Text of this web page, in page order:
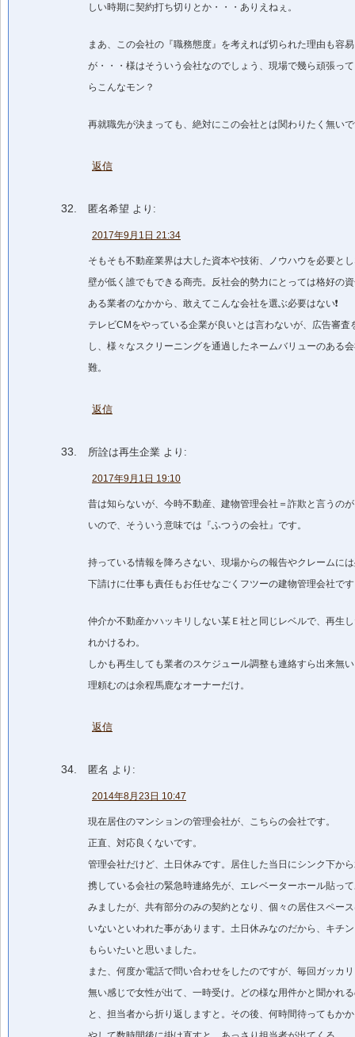
しい時期に契約打ち切りとか・・・ありえねぇ。
まあ、この会社の『職務態度』を考えれば切られた理由も容
が・・・様はそういう会社なのでしょう、現場で幾ら頑張っ
らこんなモン？
再就職先が決まっても、絶対にこの会社とは関わりたく無い
返信
匿名希望 より:
2017年9月1日 21:34
そもそも不動産業界は大した資本や技術、ノウハウを必要と
壁が低く誰でもできる商売。反社会的勢力にとっては格好の
ある業者のなかから、敢えてこんな会社を選ぶ必要はない❗
テレビCMをやっている企業が良いとは言わないが、広告審査
し、様々なスクリーニングを通過したネームバリューのある
難。
返信
所詮は再生企業 より:
2017年9月1日 19:10
昔は知らないが、今時不動産、建物管理会社＝詐欺と言うの
いので、そういう意味では『ふつうの会社』です。
持っている情報を降ろさない、現場からの報告やクレームに
下請けに仕事も責任もお任せなごくフツーの建物管理会社で
仲介か不動産かハッキリしない某Ｅ社と同じレベルで、再生
れかけるわ。
しかも再生しても業者のスケジュール調整も連絡すら出来無
理頼むのは余程馬鹿なオーナーだけ。
返信
匿名 より:
2014年8月23日 10:47
現在居住のマンションの管理会社が、こちらの会社です。
正直、対応良くないです。
管理会社だけど、土日休みです。居住した当日にシンク下か
携している会社の緊急時連絡先が、エレベーターホール貼っ
みましたが、共有部分のみの契約となり、個々の居住スペー
いないといわれた事があります。土日休みなのだから、キチ
もらいたいと思いました。
また、何度か電話で問い合わせをしたのですが、毎回ガッカ
無い感じで女性が出て、一時受け。どの様な用件かと聞かれ
と、担当者から折り返しますと。その後、何時間待ってもか